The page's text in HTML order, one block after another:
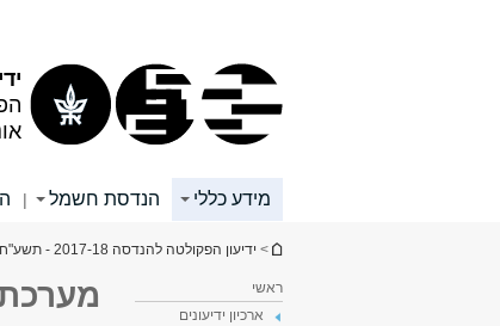
מידע כללי הנדסת חשמל |
הינך נמצא כאן
> ידיעון הפקולטה להנדסה 2017-18 - תשע"ח
ראשי
ארכיון ידיעונים